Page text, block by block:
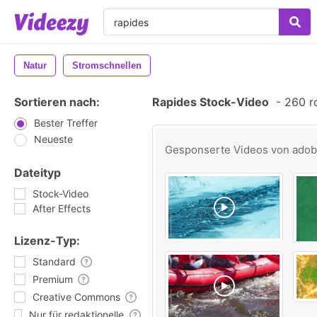
Natur Stromschnellen
Sortieren nach:
Bester Treffer
Neueste
Dateityp
Stock-Video
After Effects
Lizenz-Typ:
Standard
Premium
Creative Commons
Nur für redaktionelle
Rapides Stock-Video - 260
Gesponserte Videos von